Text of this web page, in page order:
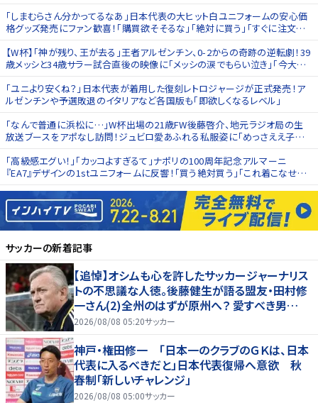
｢しまむらさん分かってるなあ｣日本代表の大ヒット白ユニフォームの安心価
格グッズ発売にファン歓喜！｢購買欲そそるな｣｢絶対に買う｣｢すぐに注文し
【W杯】｢神が残り、王が去る｣王者アルゼンチン、0-2からの奇跡の逆転劇！39
歳メッシと34歳サラー試合直後の映像に｢メッシの涙でもらい泣き｣｢今大会1
｢ユニより安くね？｣日本代表が着用した復刻レトロジャージが正式発売！ア
ルゼンチンや予選敗退のイタリアなど各国版も｢即欲しくなるレベル｣
｢なんで普通に浜松に…｣W杯出場の21歳FW後藤啓介、地元ラジオ局の生
放送ブースをアポなし訪問！ジュビロ愛あふれる私服姿に｢めっさええ子や
｢高級感エグい！｣｢カッコよすぎるて｣ナポリの100周年記念アルマーニ
『EA7』デザインの1stユニフォームに反響！｢買う絶対買う｣｢これ着こなせる
サッカーの新着記事
【追悼】オシムも心を許したサッカージャーナリス
トの不思議な人徳。後藤健生が語る盟友・田村修
一さん(2)全州のはずが原州へ？ 愛すべき男
の“大迷子”伝説
2026/08/08 05:20サッカー
神戸・権田修一 「日本一のクラブのＧＫは、日本
代表に入るべきだと」日本代表復帰へ意欲 秋
春制「新しいチャレンジ」
2026/08/08 05:00サッカー